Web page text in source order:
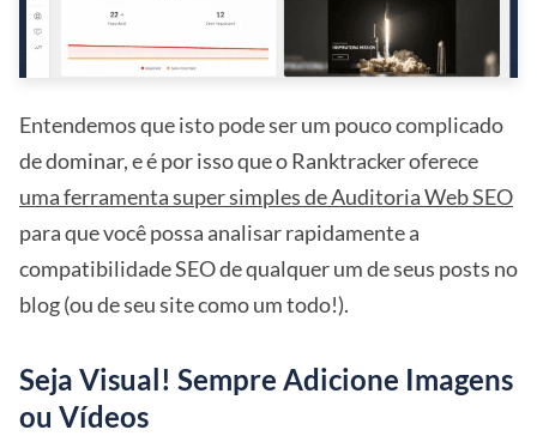
Entendemos que isto pode ser um pouco complicado
de dominar, e é por isso que o Ranktracker oferece
uma ferramenta super simples de Auditoria Web SEO
para que você possa analisar rapidamente a
compatibilidade SEO de qualquer um de seus posts no
blog (ou de seu site como um todo!).
Seja Visual! Sempre Adicione Imagens
ou Vídeos